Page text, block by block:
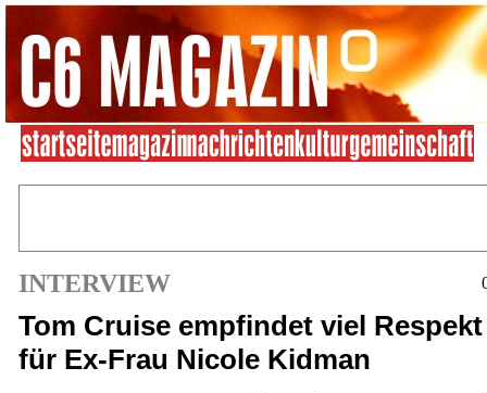
INTERVIEW
Tom Cruise empfindet viel Respekt
für Ex-Frau Nicole Kidman